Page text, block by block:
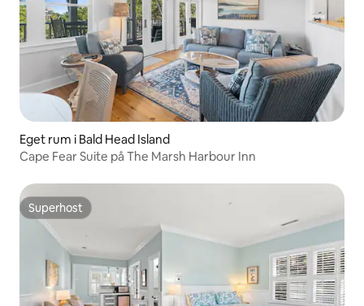
Eget rum i Bald Head Island
Cape Fear Suite på The Marsh Harbour Inn
Superhost
Superhost